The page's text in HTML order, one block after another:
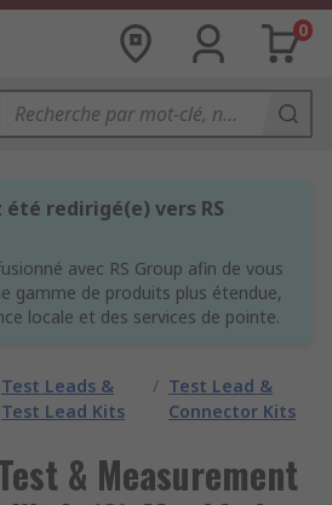
0
été redirigé(e) vers RS
avec RS Group afin de vous
gamme de produits plus étendue,
locale et des services de pointe.
Test Leads &
Test Lead Kits
/ Test Lead &
Connector Kits
& Measurement